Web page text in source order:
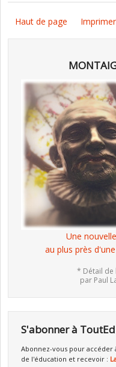
Haut de page Imprimer
Une
au plus près
* Détail de
par Paul
S'abonner à
Abonnez-vous pour
de l'éducation et recevoir :